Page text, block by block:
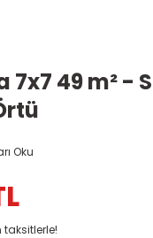
7x7 49 m² -
Oku
taksitlerle!